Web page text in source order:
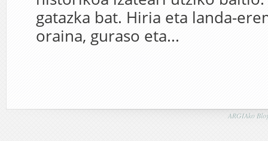
gatazka bat. Hiria eta landa-
oraina, guraso eta...
ARGIAko